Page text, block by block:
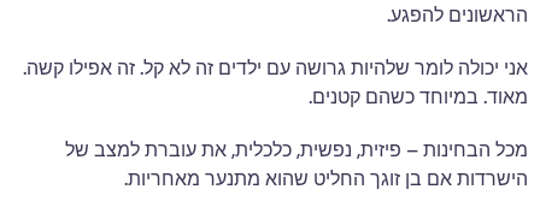
הראשונים להפגע.
אני יכולה לומר שלהיות גרושה עם ילדים זה לא קל. זה אפילו קשה.
מאוד. במיוחד כשהם קטנים.
מכל הבחינות – פיזית, נפשית, כלכלית, את עוברת למצב של
הישרדות אם בן זוגך החליט שהוא מתנער מאחריות.